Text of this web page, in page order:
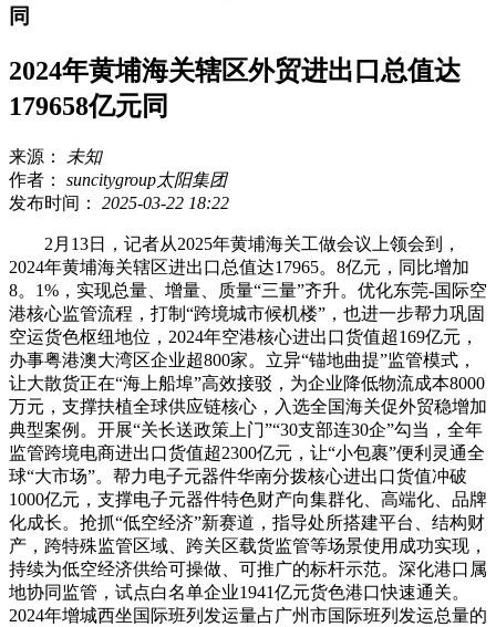
同
2024年黄埔海关辖区外贸进出口总值达
179658亿元同
来源：
未知
作者： suncitygroup太阳集团
发布时间： 2025-03-22 18:22
2月13日，记者从2025年黄埔海关工做会议上领会到，
2024年黄埔海关辖区进出口总值达17965。8亿元，同比增加
8。1%，实现总量、增量、质量“三量”齐升。优化东莞-国际空
港核心监管流程，打制“跨境城市候机楼”，也进一步帮力巩固
空运货色枢纽地位，2024年空港核心进出口货值超169亿元，
办事粤港澳大湾区企业超800家。立异“锚地曲提”监管模式，
让大散货正在“海上船埠”高效接驳，为企业降低物流成本8000
万元，支撑扶植全球供应链核心，入选全国海关促外贸稳增加
典型案例。开展“关长送政策上门”“30支部连30企”勾当，全年
监管跨境电商进出口货值超2300亿元，让“小包裹”便利灵通全
球“大市场”。帮力电子元器件华南分拨核心进出口货值冲破
1000亿元，支撑电子元器件特色财产向集群化、高端化、品牌
化成长。抢抓“低空经济”新赛道，指导处所搭建平台、结构财
产，跨特殊监管区域、跨关区载货监管等场景使用成功实现，
持续为低空经济供给可操做、可推广的标杆示范。深化港口属
地协同监管，试点白名单企业1941亿元货色港口快速通关。
2024年增城西坐国际班列发运量占广州市国际班列发运总量的